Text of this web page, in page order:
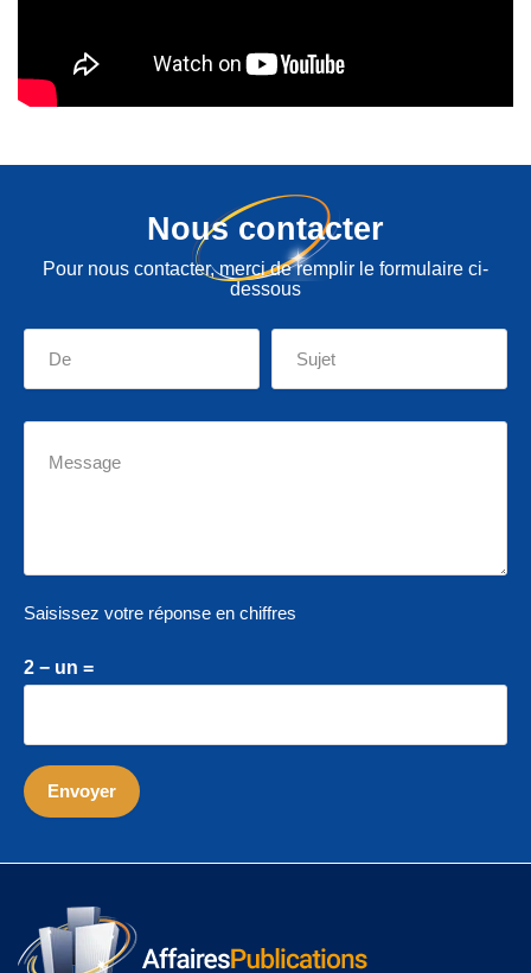
Nous contacter
Pour nous contacter, merci de remplir le formulaire ci-
dessous
Saisissez votre réponse en chiffres
2 − un =